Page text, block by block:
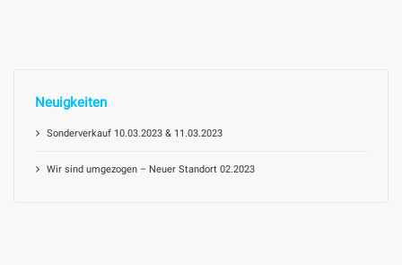
Neuigkeiten
Sonderverkauf 10.03.2023 & 11.03.2023
Wir sind umgezogen – Neuer Standort 02.2023